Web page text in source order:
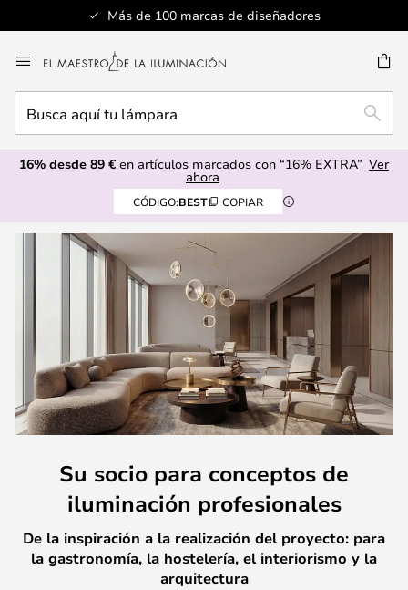
Servicio al cliente profesional
al
contenido
aquí
tu
lámpara
16% desde 89 € en artículos marcados con “16% EXTRA” Ver
ahora
CÓDIGO:BEST COPIAR
Su socio para conceptos de
iluminación profesionales
De la inspiración a la realización del proyecto: para
la gastronomía, la hostelería, el interiorismo y la
arquitectura